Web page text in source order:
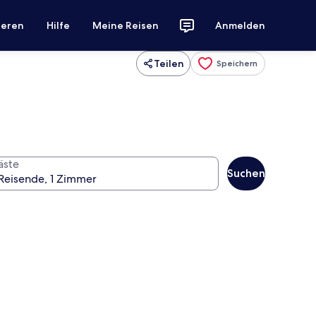
Hilfe Meine Reisen Anmelden
Teilen Speichern
Suchen